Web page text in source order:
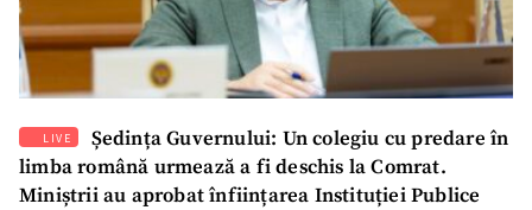
LIVE
Ședința Guvernului: Un colegiu cu predare în
limba română urmează a fi deschis la Comrat.
Miniștrii au aprobat înființarea Instituției Publice